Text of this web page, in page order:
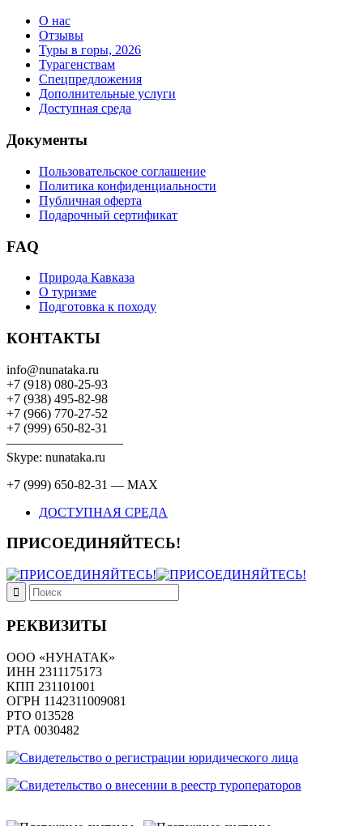
О нас
Отзывы
Туры в горы, 2026
Турагенствам
Спецпредложения
Дополнительные услуги
Доступная среда
Документы
Пользовательское соглашение
Политика конфиденциальности
Публичная оферта
Подарочный сертификат
FAQ
Природа Кавказа
О туризме
Подготовка к походу
КОНТАКТЫ
info@nunataka.ru
+7 (918) 080-25-93
+7 (938) 495-82-98
+7 (966) 770-27-52
+7 (999) 650-82-31
—————————
Skype: nunataka.ru
+7 (999) 650-82-31 — MAX
ДОСТУПНАЯ СРЕДА
ПРИСОЕДИНЯЙТЕСЬ!
РЕКВИЗИТЫ
ООО «НУНАТАК»
ИНН 2311175173
КПП 231101001
ОГРН 1142311009081
PTO 013528
РТА 0030482